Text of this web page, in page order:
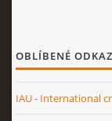
OBLÍBENÉ
IAU - International